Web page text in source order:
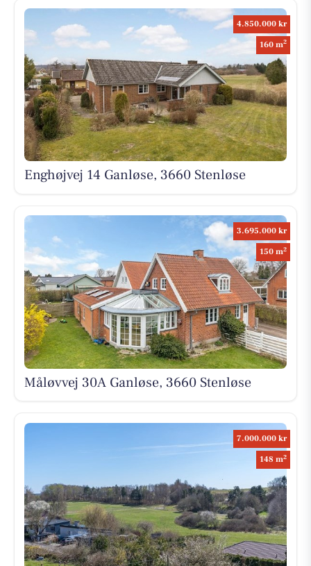
4.850.000 kr
160 m2
Enghøjvej 14 Ganløse, 3660 Stenløse
3.695.000 kr
150 m2
Måløvvej 30A Ganløse, 3660 Stenløse
7.000.000 kr
148 m2